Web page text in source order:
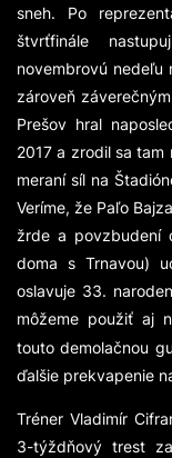
sneh. Po
štvrťfinále
novembrovú
zároveň
Prešov hral
2017 a zrodil sa
meraní síl na
Veríme, že Paľo
žrde a povzbudení
doma s Trnavou)
oslavuje 33.
môžeme použiť aj
touto demolačnou
ďalšie prekvapenie
Tréner Vladimír
3-týždňový trest